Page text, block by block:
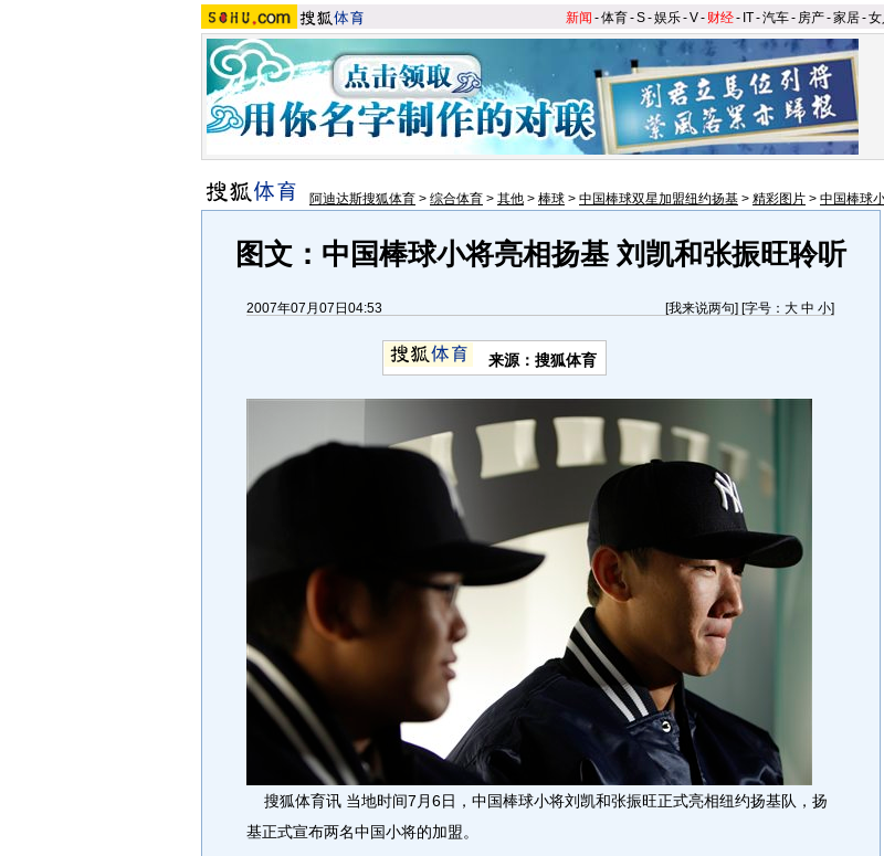
新闻 -体育-S-娱乐-V- 财经- IT-汽车- 房产-家居-女
阿迪达斯搜狐体育 > 综合体育 > 其他 > 棒球 > 中国棒球双星加盟纽约扬基 > 精彩图片 > 中国棒球
图文：中国棒球小将亮相扬基 刘凯和张振旺聆听
2007年07月07日04:53 [我来说两句] [字号： 大 中 小]
来源：搜狐体育
搜狐体育讯 当地时间7月6日，中国棒球小将刘凯和张振旺正式亮相纽约扬基队，扬
基正式宣布两名中国小将的加盟。